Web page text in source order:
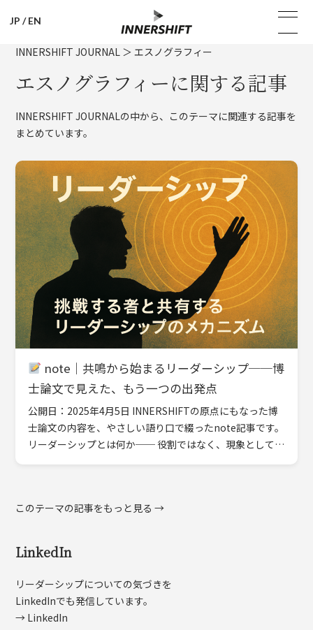
JP /EN
INNERSHIFT JOURNAL ＞ エスノグラフィー
エスノグラフィーに関する記事
INNERSHIFT JOURNALの中から、このテーマに関連する記事を
まとめています。
note｜共鳴から始まるリーダーシップ──博
士論文で見えた、もう一つの出発点
公開日：2025年4月5日 INNERSHIFTの原点にもなった博
士論文の内容を、やさしい語り口で綴ったnote記事です。
リーダーシップとは何か── 役割ではなく、現象として
このテーマの記事をもっと見る →
LinkedIn
リーダーシップについての気づきを
LinkedInでも発信しています。
→ LinkedIn